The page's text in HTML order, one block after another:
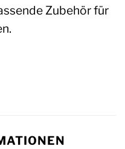
Zubehör für